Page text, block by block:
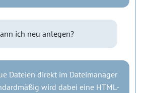
ich neu anlegen?
Dateien direkt im Dateimanager
wird dabei eine HTML-